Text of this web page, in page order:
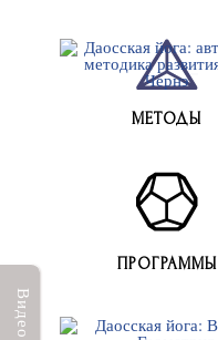
МЕТОДЫ
ПРОГРАММЫ
Видео